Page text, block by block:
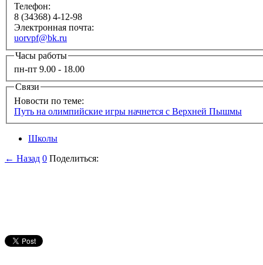
Телефон:
8 (34368) 4-12-98
Электронная почта:
uorvpf@bk.ru
Часы работы
пн-пт 9.00 - 18.00
Связи
Новости по теме:
Путь на олимпийские игры начнется с Верхней Пышмы
Школы
← Назад 0 Поделиться: